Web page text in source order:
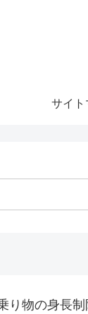
サイト
り物の身長制